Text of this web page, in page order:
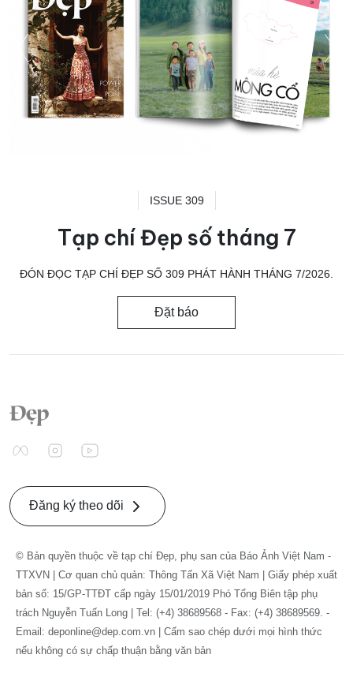
ISSUE 309
Tạp chí Đẹp số tháng 7
ĐÓN ĐỌC TẠP CHÍ ĐẸP SỐ 309 PHÁT HÀNH THÁNG 7/2026.
Đặt báo
Đăng ký theo dõi
© Bản quyền thuộc về tạp chí Đẹp, phụ san của Báo Ảnh Việt Nam -
TTXVN | Cơ quan chủ quản: Thông Tấn Xã Việt Nam | Giấy phép xuất
bản số: 15/GP-TTĐT cấp ngày 15/01/2019 Phó Tổng Biên tập phụ
trách Nguyễn Tuấn Long | Tel: (+4) 38689568 - Fax: (+4) 38689569. -
Email: deponline@dep.com.vn | Cấm sao chép dưới mọi hình thức
nếu không có sự chấp thuận bằng văn bản